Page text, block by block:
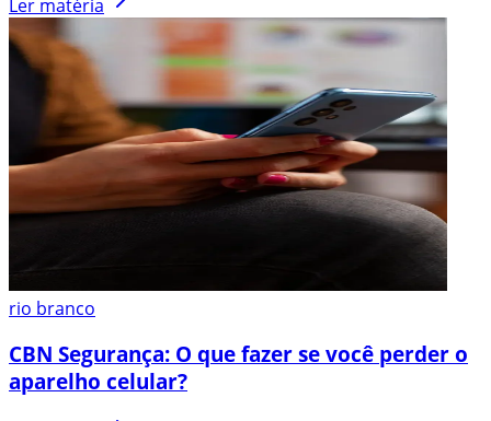
Ler matéria
rio branco
CBN Segurança: O que fazer se você perder o
aparelho celular?